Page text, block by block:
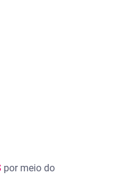
por meio do